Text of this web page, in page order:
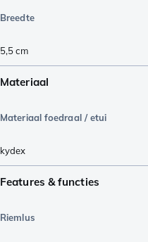
Breedte
5,5cm
Materiaal
Materiaal foedraal / etui
kydex
Features & functies
Riemlus